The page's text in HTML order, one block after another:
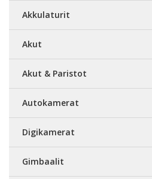
Akkulaturit
Akut
Akut & Paristot
Autokamerat
Digikamerat
Gimbaalit